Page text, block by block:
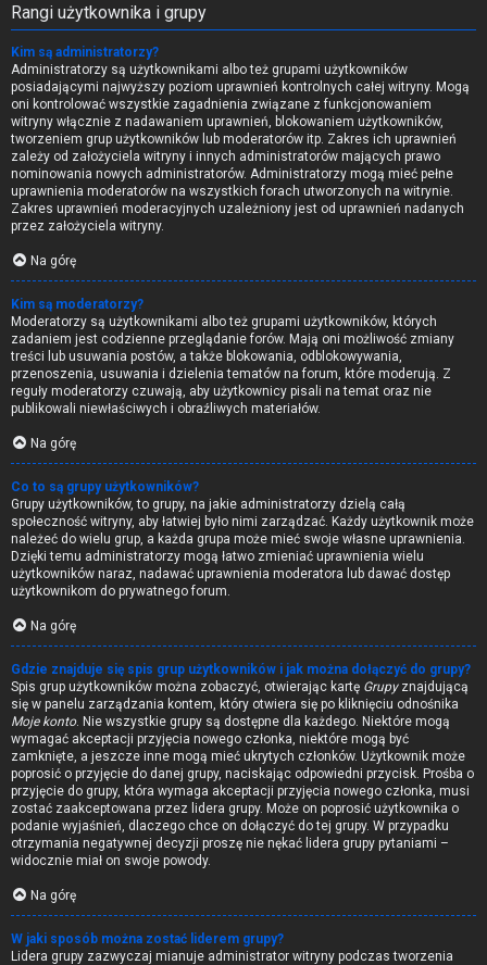
Rangi użytkownika i grupy
Kim są administratorzy?
Administratorzy są użytkownikami albo też grupami użytkowników
posiadającymi najwyższy poziom uprawnień kontrolnych całej witryny. Mogą
oni kontrolować wszystkie zagadnienia związane z funkcjonowaniem
witryny włącznie z nadawaniem uprawnień, blokowaniem użytkowników,
tworzeniem grup użytkowników lub moderatorów itp. Zakres ich uprawnień
zależy od założyciela witryny i innych administratorów mających prawo
nominowania nowych administratorów. Administratorzy mogą mieć pełne
uprawnienia moderatorów na wszystkich forach utworzonych na witrynie.
Zakres uprawnień moderacyjnych uzależniony jest od uprawnień nadanych
przez założyciela witryny.
Na górę
Kim są moderatorzy?
Moderatorzy są użytkownikami albo też grupami użytkowników, których
zadaniem jest codzienne przeglądanie forów. Mają oni możliwość zmiany
treści lub usuwania postów, a także blokowania, odblokowywania,
przenoszenia, usuwania i dzielenia tematów na forum, które moderują. Z
reguły moderatorzy czuwają, aby użytkownicy pisali na temat oraz nie
publikowali niewłaściwych i obraźliwych materiałów.
Na górę
Co to są grupy użytkowników?
Grupy użytkowników, to grupy, na jakie administratorzy dzielą całą
społeczność witryny, aby łatwiej było nimi zarządzać. Każdy użytkownik może
należeć do wielu grup, a każda grupa może mieć swoje własne uprawnienia.
Dzięki temu administratorzy mogą łatwo zmieniać uprawnienia wielu
użytkowników naraz, nadawać uprawnienia moderatora lub dawać dostęp
użytkownikom do prywatnego forum.
Na górę
Gdzie znajduje się spis grup użytkowników i jak można dołączyć do grupy?
Spis grup użytkowników można zobaczyć, otwierając kartę Grupyznajdującą
się w panelu zarządzania kontem, który otwiera się po kliknięciu odnośnika
Moje konto. Nie wszystkie grupy są dostępne dla każdego. Niektóre mogą
wymagać akceptacji przyjęcia nowego członka, niektóre mogą być
zamknięte, a jeszcze inne mogą mieć ukrytych członków. Użytkownik może
poprosić o przyjęcie do danej grupy, naciskając odpowiedni przycisk. Prośba o
przyjęcie do grupy, która wymaga akceptacji przyjęcia nowego członka, musi
zostać zaakceptowana przez lidera grupy. Może on poprosić użytkownika o
podanie wyjaśnień, dlaczego chce on dołączyć do tej grupy. W przypadku
otrzymania negatywnej decyzji proszę nie nękać lidera grupy pytaniami –
widocznie miał on swoje powody.
Na górę
W jaki sposób można zostać liderem grupy?
Lidera grupy zazwyczaj mianuje administrator witryny podczas tworzenia